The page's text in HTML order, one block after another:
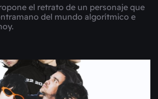
el retrato de un personaje que
del mundo algorítmico e